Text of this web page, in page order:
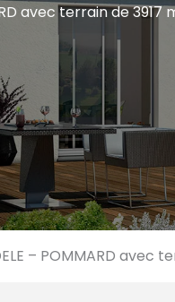
avec terrain de 3917
– POMMARD avec